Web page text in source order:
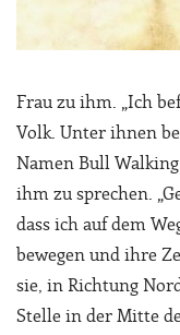
Frau zu ihm. „Ich
Volk. Unter ihnen
Namen Bull
ihm zu sprechen.
dass ich auf dem
bewegen und ihre
sie, in Richtung
Stelle in der Mitte